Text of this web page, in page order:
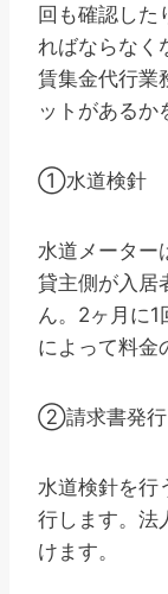
回も確認した
ればならなく
賃集金代行業
ットがあるか
①水道検針
水道メーター
貸主側が入居
ん。2ヶ月に1
によって料金
②請求書発行
水道検針を行
行します。法
けます。